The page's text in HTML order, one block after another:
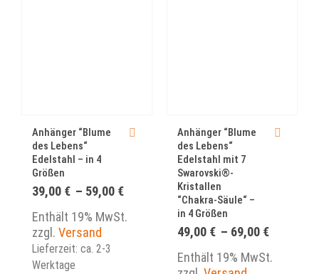
Anhänger “Blume
des Lebens“
Edelstahl – in 4
Größen
39,00 € – 59,00 € Preisspanne:
Enthält 19% MwSt.
zzgl. Versand
Lieferzeit: ca. 2-3
Werktage
Anhänger “Blume
des Lebens“
Edelstahl mit 7
Swarovski®-
Kristallen
“Chakra-Säule“ –
in 4 Größen
49,00 € – 69,00 €
Enthält 19% MwSt.